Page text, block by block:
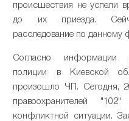
происшествия не успели
до их приезда.
расследование по
Согласно информации
полиции в Киевской
произошло ЧП. Сегодня,
правоохранителей
конфликтной ситуации.